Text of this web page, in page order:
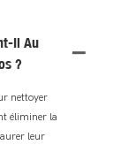
Il Au
?
nettoyer
éliminer la
leur